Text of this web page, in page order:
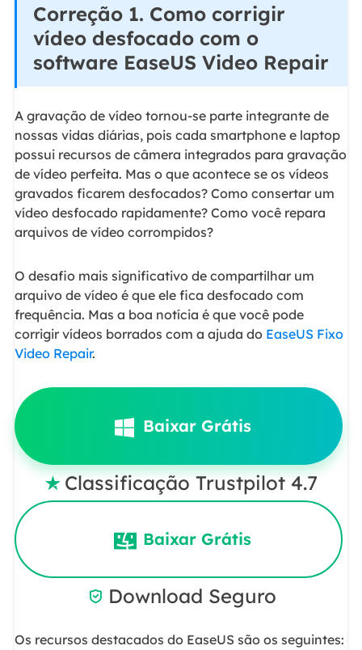
Correção 1. Como corrigir
vídeo desfocado com o
software EaseUS Video Repair
A gravação de vídeo tornou-se parte integrante de
nossas vidas diárias, pois cada smartphone e laptop
possui recursos de câmera integrados para gravação
de vídeo perfeita. Mas o que acontece se os vídeos
gravados ficarem desfocados? Como consertar um
vídeo desfocado rapidamente? Como você repara
arquivos de vídeo corrompidos?
O desafio mais significativo de compartilhar um
arquivo de vídeo é que ele fica desfocado com
frequência. Mas a boa notícia é que você pode
corrigir vídeos borrados com a ajuda do EaseUS Fixo
Video Repair.
Baixar Grátis
 Classificação Trustpilot 4.7
Baixar Grátis
 Download Seguro
Os recursos destacados do EaseUS são os seguintes: